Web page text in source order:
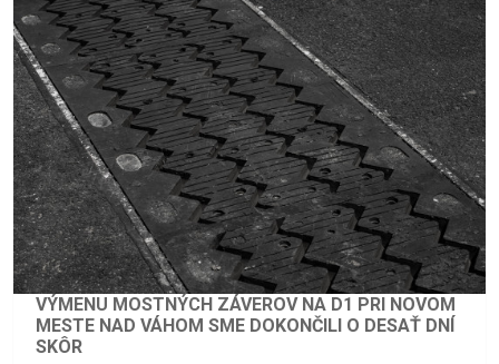
VÝMENU MOSTNÝCH ZÁVEROV NA D1 PRI NOVOM
MESTE NAD VÁHOM SME DOKONČILI O DESAŤ DNÍ
SKÔR